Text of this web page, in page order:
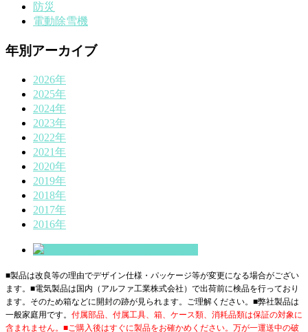
防災
電動除雪機
年別アーカイブ
2026年
2025年
2024年
2023年
2022年
2021年
2020年
2019年
2018年
2017年
2016年
■製品は改良等の理由でデザイン仕様・パッケージ等が変更になる場合がござい
ます。■電気製品は国内（アルファ工業株式会社）で出荷前に検品を行っており
ます。そのため箱などに開封の跡が見られます。ご理解ください。■弊社製品は
一般家庭用です。 付属部品、付属工具、箱、ケース類、消耗品類は保証の対象に
含まれません。■ご購入後はすぐに製品をお確かめください。万が一運送中の破